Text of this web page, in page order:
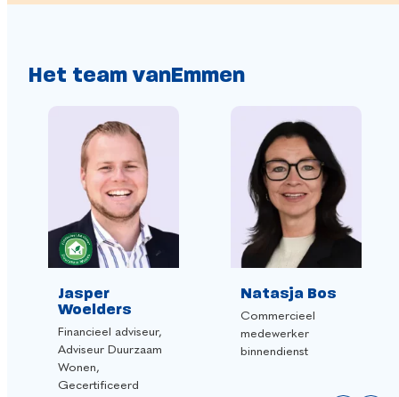
Het team vanEmmen
Natasja Bos
Commercieel
medewerker
binnendienst
Gwendolyn
den Hertog
Commercieel
medewerker
binnendienst